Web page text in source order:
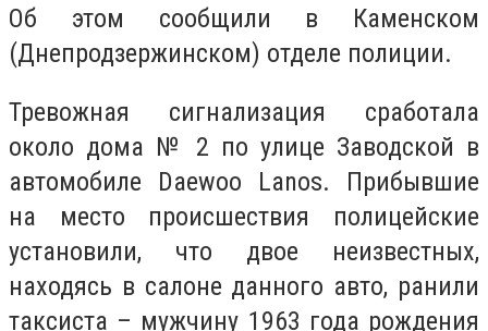
Об этом сообщили в Каменском
(Днепродзержинском) отделе полиции.
Тревожная сигнализация сработала
около дома № 2 по улице Заводской в
автомобиле Daewoo Lanos. Прибывшие
на место происшествия полицейские
установили, что двое неизвестных,
находясь в салоне данного авто, ранили
таксиста – мужчину 1963 года рождения